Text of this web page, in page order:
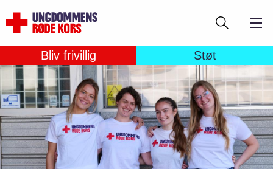
til
hovedindhold
Søg
Bliv frivillig Støt